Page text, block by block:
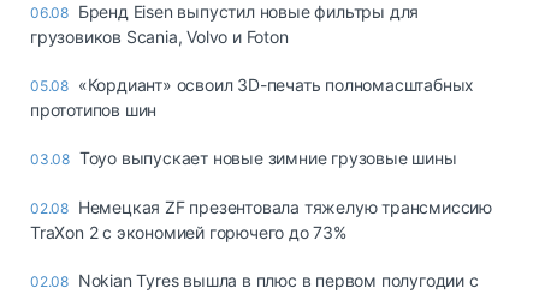
06.08 Бренд Eisen выпустил новые фильтры для
грузовиков Scania, Volvo и Foton
05.08 «Кордиант» освоил 3D-печать полномасштабных
прототипов шин
03.08 Toyo выпускает новые зимние грузовые шины
02.08 Немецкая ZF презентовала тяжелую трансмиссию
TraXon 2 с экономией горючего до 73%
02.08 Nokian Tyres вышла в плюс в первом полугодии с